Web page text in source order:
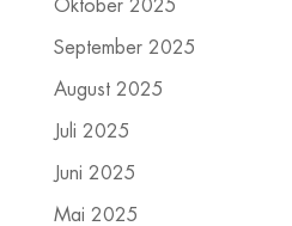
Oktober 2025
September 2025
August 2025
Juli 2025
Juni 2025
Mai 2025